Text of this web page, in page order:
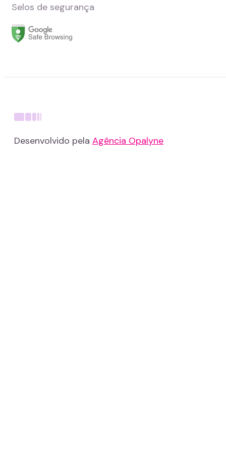
Selos de segurança
Desenvolvido pela Agência Opalyne